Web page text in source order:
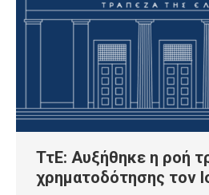
ΤτΕ: Αυξήθηκε η ροή
χρηματοδότησης τον